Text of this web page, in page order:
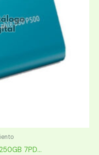
7PD...